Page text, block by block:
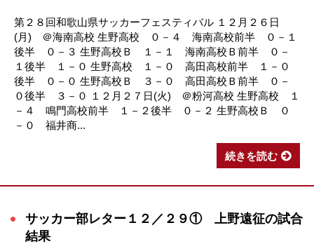
第２８回和歌山県サッカーフェスティバル １２月２６日
(月) ＠海南高校 生野高校 ０－４ 海南高校前半 ０－１
後半 ０－３ 生野高校Ｂ １－１ 海南高校Ｂ前半 ０－
１後半 １－０ 生野高校 １－０ 高田高校前半 １－０
後半 ０－０ 生野高校Ｂ ３－０ 高田高校Ｂ前半 ０－
０後半 ３－０ １２月２７日(火) ＠粉河高校 生野高校 １
－４ 鳴門高校前半 １－２後半 ０－２ 生野高校Ｂ ０
－０ 福井商...
続きを読む
サッカー部レター１２／２９① 上野遠征の試合
結果